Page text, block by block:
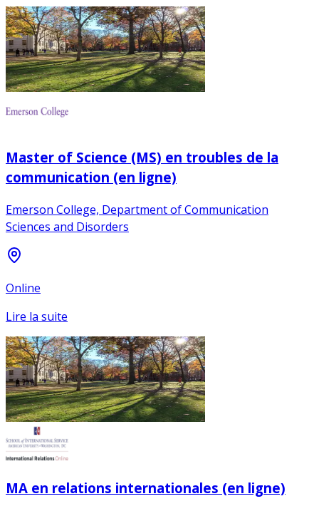
Master of Science (MS) en troubles de la
communication (en ligne)
Emerson College, Department of Communication
Sciences and Disorders
Online
Lire la suite
MA en relations internationales (en ligne)